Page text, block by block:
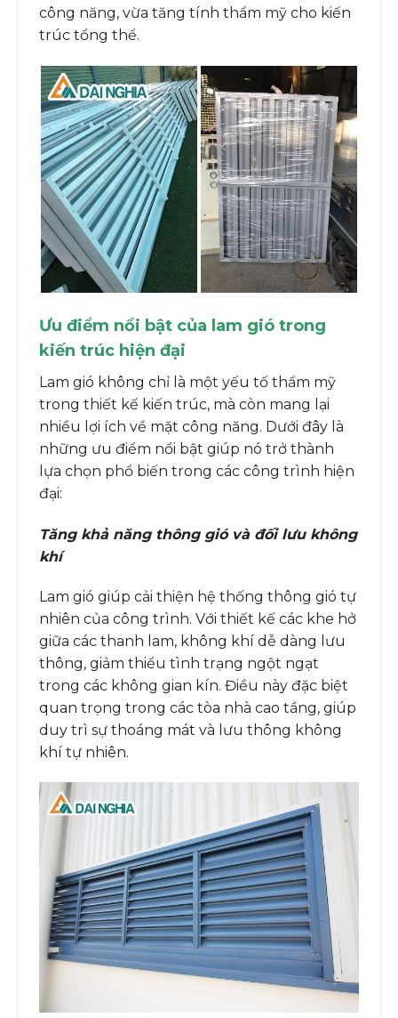
công năng, vừa tăng tính thẩm mỹ cho kiến
trúc tổng thể.
Ưu điểm nổi bật của lam gió trong
kiến trúc hiện đại
Lam gió không chỉ là một yếu tố thẩm mỹ
trong thiết kế kiến trúc, mà còn mang lại
nhiều lợi ích về mặt công năng. Dưới đây là
những ưu điểm nổi bật giúp nó trở thành
lựa chọn phổ biến trong các công trình hiện
đại:
Tăng khả năng thông gió và đối lưu không
khí
Lam gió giúp cải thiện hệ thống thông gió tự
nhiên của công trình. Với thiết kế các khe hở
giữa các thanh lam, không khí dễ dàng lưu
thông, giảm thiểu tình trạng ngột ngạt
trong các không gian kín. Điều này đặc biệt
quan trọng trong các tòa nhà cao tầng, giúp
duy trì sự thoáng mát và lưu thông không
khí tự nhiên.